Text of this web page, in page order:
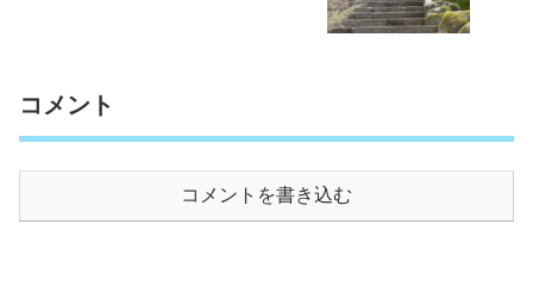
コメント
コメントを書き込む